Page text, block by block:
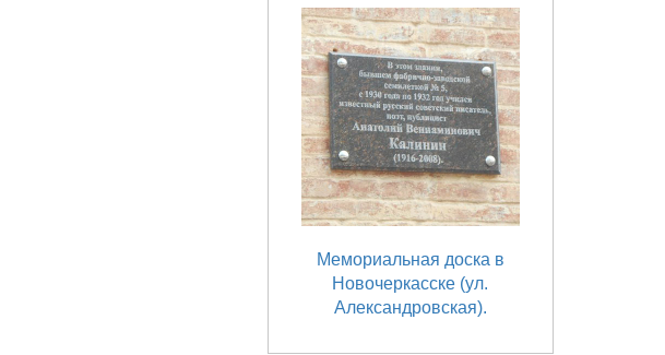
Мемориальная доска в
Новочеркасске (ул.
Александровская).